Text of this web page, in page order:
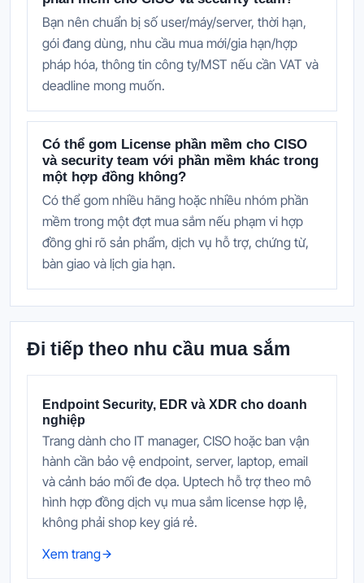
Bạn nên chuẩn bị số user/máy/server, thời hạn,
gói đang dùng, nhu cầu mua mới/gia hạn/hợp
pháp hóa, thông tin công ty/MST nếu cần VAT và
deadline mong muốn.
Có thể gom License phần mềm cho CISO
và security team với phần mềm khác trong
một hợp đồng không?
Có thể gom nhiều hãng hoặc nhiều nhóm phần
mềm trong một đợt mua sắm nếu phạm vi hợp
đồng ghi rõ sản phẩm, dịch vụ hỗ trợ, chứng từ,
bàn giao và lịch gia hạn.
Đi tiếp theo nhu cầu mua sắm
Endpoint Security, EDR và XDR cho doanh
nghiệp
Trang dành cho IT manager, CISO hoặc ban vận
hành cần bảo vệ endpoint, server, laptop, email
và cảnh báo mối đe dọa. Uptech hỗ trợ theo mô
hình hợp đồng dịch vụ mua sắm license hợp lệ,
không phải shop key giá rẻ.
Xem trang